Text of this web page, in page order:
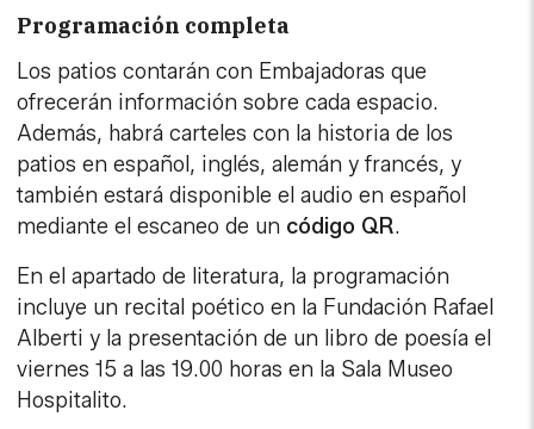
Programación completa
Los patios contarán con Embajadoras que
ofrecerán información sobre cada espacio.
Además, habrá carteles con la historia de los
patios en español, inglés, alemán y francés, y
también estará disponible el audio en español
mediante el escaneo de un código QR.
En el apartado de literatura, la programación
incluye un recital poético en la Fundación Rafael
Alberti y la presentación de un libro de poesía el
viernes 15 a las 19.00 horas en la Sala Museo
Hospitalito.